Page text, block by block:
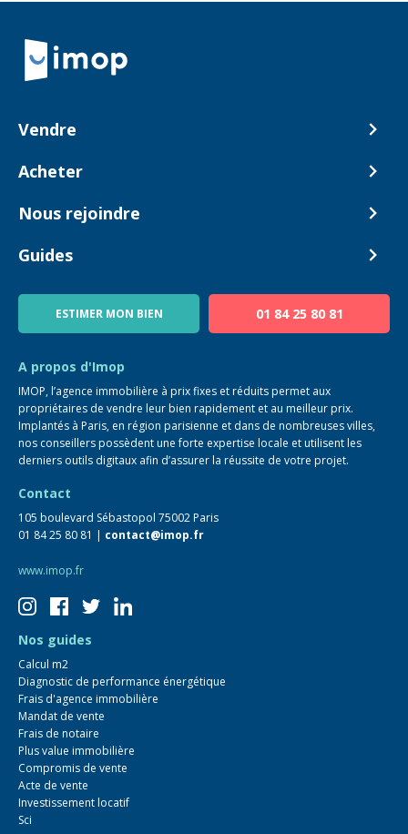
Retour à la navigation principale
Vendre
Comment ça marche ?
Acheter
Biens en vente
Nous rejoindre
Devenir Conseiller
Guides
Blog
ESTIMER MON BIEN 01 84 25 80 81
A propos d'Imop
IMOP, l’agence immobilière à prix fixes et réduits permet aux
propriétaires de vendre leur bien rapidement et au meilleur prix.
Implantés à Paris, en région parisienne et dans de nombreuses villes,
nos conseillers possèdent une forte expertise locale et utilisent les
derniers outils digitaux afin d’assurer la réussite de votre projet.
Contact
105 boulevard Sébastopol 75002 Paris
01 84 25 80 81 | contact@imop.fr
www.imop.fr
Nos guides
Calcul m2
Diagnostic de performance énergétique
Frais d'agence immobilière
Mandat de vente
Frais de notaire
Plus value immobilière
Compromis de vente
Acte de vente
Investissement locatif
Sci